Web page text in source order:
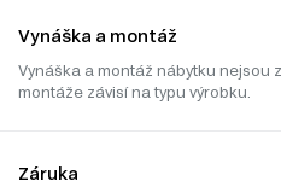
Vynáška a montáž
Vynáška a montáž nábytku nejsou
montáže závisí na typu výrobku.
Záruka